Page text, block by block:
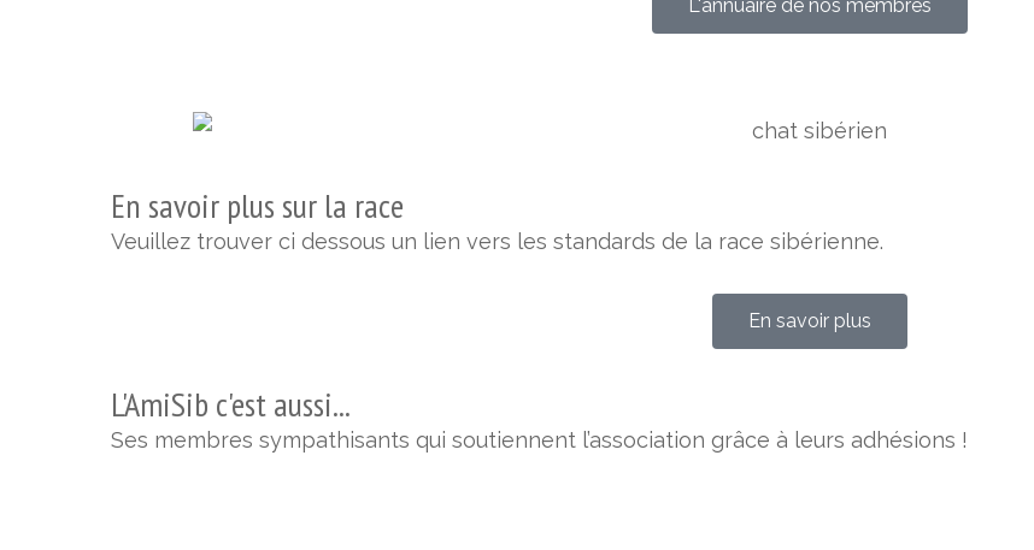
L'annuaire de nos membres
En savoir plus sur la race
Veuillez trouver ci dessous un lien vers les standards de la race sibérienne.
En savoir plus
L'AmiSib c'est aussi...
Ses membres sympathisants qui soutiennent l’association grâce à leurs adhésions !